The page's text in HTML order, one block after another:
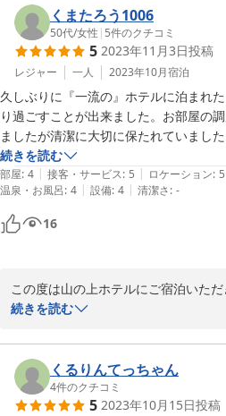
お言葉にございますように古い建物
保つ為に日々細心の注意を払っており
また、今回ご利用いただいた夕食、
慢の一つでございます。
建物、お食事ともにご満足いただけ
す。
休業まで日は多くはありませんが、
い出となりますようにスタッフ一同日
2023-11-25
くまたろう1006
50代/女性 | 5件のクチコミ
5 2023年11月3日投稿
レジャー 一人 2023年10月宿泊
久しぶりに『一流の』ホテルに泊まれ
り過ごすことが出来ました。お部屋の
ましたが清潔に大切に保たれていまし
でしたが不思議と全く音がせず、大学
小鳥のさえずりが聞こえ、都会とは思
た。そして素晴らしかったのが食事で
プカフェではコースとプリンアラモー
さを感じさせる本格的なものでした。
もついて一品一品がとても美味しかっ
方々がさりげなく話しかけて下さるの
いただいたのでチェックアウト時にお
売店が開いてなかったのが残念でした
です。
続きを読む
部屋: 4 | 接客・サービス: 5 | ロケーション: 5
温泉・お風呂: 4 | 設備: 4 | 清潔さ: -
16
この度は山の上ホテルにご宿泊いた
ざいます。
す。
ごゆっくりお寛ぎいただけたご様子
お言葉にございますお食事につきま
じぬように当ホテルのシェフが腕に
続きを読む
くるりんてっちゃん
4件のクチコミ
5 2023年10月15日投稿